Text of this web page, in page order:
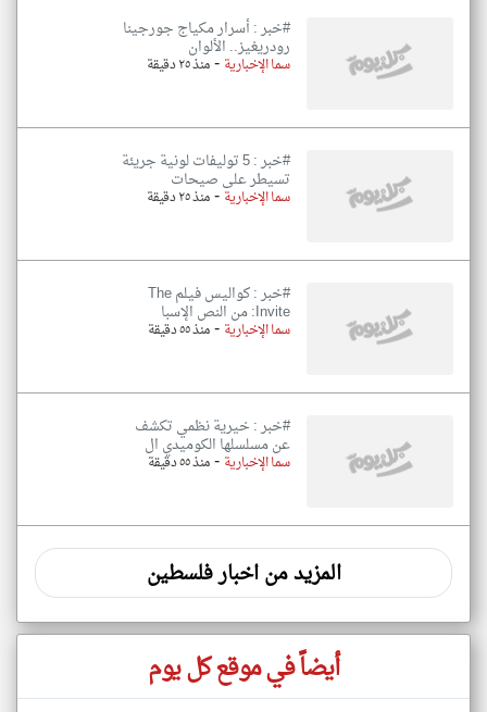
#خبر : أسرار مكياج جورجينا
رودريغيز.. الألوان
سما الإخبارية -منذ ٢٥ دقيقة
#خبر : 5 توليفات لونية جريئة
تسيطر على صيحات
سما الإخبارية-منذ ٢٥ دقيقة
#خبر : كواليس فيلم The
Invite: من النص الإسبا
سما الإخبارية -منذ ٥٥ دقيقة
#خبر : خيرية نظمي تكشف
عن مسلسلها الكوميدي ال
سما الإخبارية -منذ ٥٥ دقيقة
المزيد من اخبار فلسطين
أيضاً في موقع كل يوم